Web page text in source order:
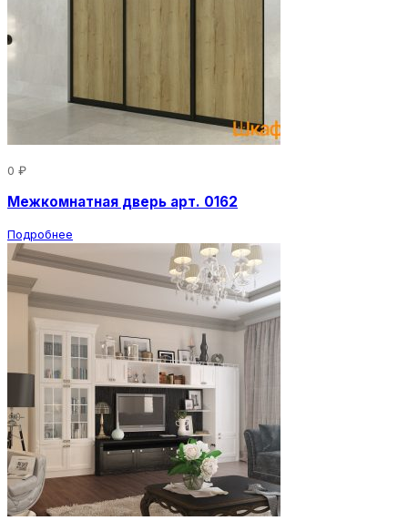
0 ₽
Межкомнатная дверь арт. 0162
Подробнее